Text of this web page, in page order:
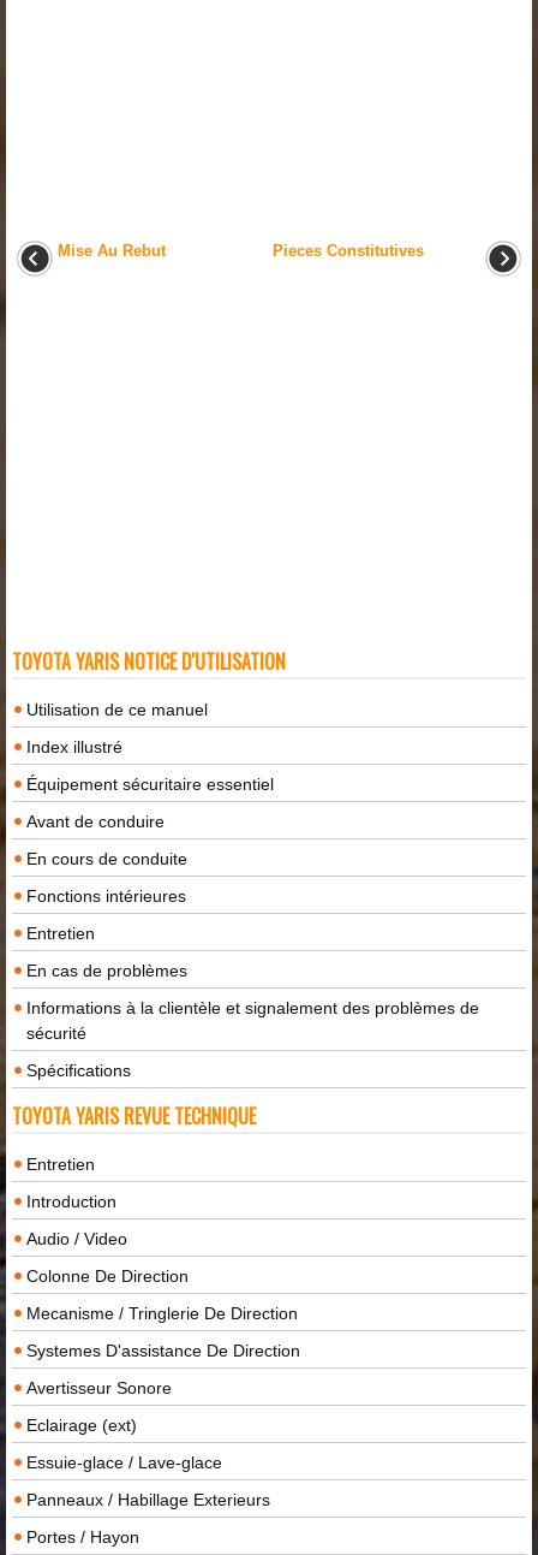
Mise Au Rebut Pieces Constitutives
TOYOTA YARIS NOTICE D'UTILISATION
Utilisation de ce manuel
Index illustré
Équipement sécuritaire essentiel
Avant de conduire
En cours de conduite
Fonctions intérieures
Entretien
En cas de problèmes
Informations à la clientèle et signalement des problèmes de
sécurité
Spécifications
TOYOTA YARIS REVUE TECHNIQUE
Entretien
Introduction
Audio / Video
Colonne De Direction
Mecanisme / Tringlerie De Direction
Systemes D'assistance De Direction
Avertisseur Sonore
Eclairage (ext)
Essuie-glace / Lave-glace
Panneaux / Habillage Exterieurs
Portes / Hayon